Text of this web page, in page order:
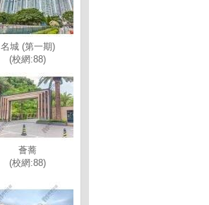
名城 (第一期)
(校網:88)
薈蕎
(校網:88)